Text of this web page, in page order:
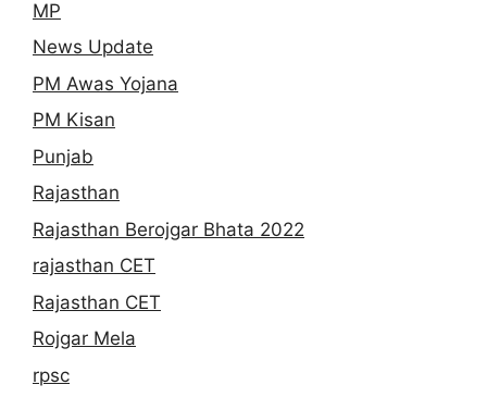
MP
News Update
PM Awas Yojana
PM Kisan
Punjab
Rajasthan
Rajasthan Berojgar Bhata 2022
rajasthan CET
Rajasthan CET
Rojgar Mela
rpsc